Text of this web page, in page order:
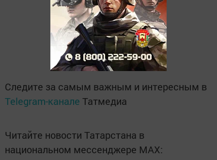
Следите за самым важным и интересным в
Telegram-канале Татмедиа
Читайте новости Татарстана в
национальном мессенджере MАХ: